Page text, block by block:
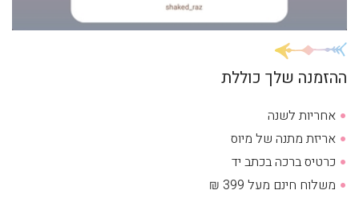
ההזמנה שלך כוללת
אחריות לשנה
אריזת מתנה של מיוס
כרטיס ברכה בכתב יד
משלוח חינם מעל 399 ₪